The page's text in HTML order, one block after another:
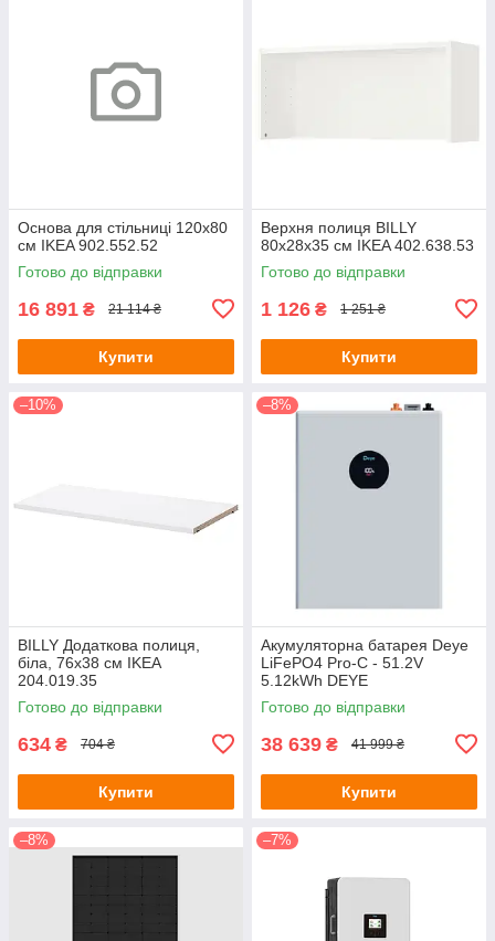
Основа для стільниці 120x80
см IKEA 902.552.52
Готово до відправки
16 891 ₴ 21 114 ₴
Купити
Верхня полиця BILLY
80х28х35 см IKEA 402.638.53
Готово до відправки
1 126 ₴ 1 251 ₴
Купити
–10%
BILLY Додаткова полиця,
біла, 76х38 см IKEA
204.019.35
Готово до відправки
634 ₴ 704 ₴
Купити
–8%
Акумуляторна батарея Deye
LiFePO4 Pro-C - 51.2V
5.12kWh DEYE
Готово до відправки
38 639 ₴ 41 999 ₴
Купити
–8% –7%